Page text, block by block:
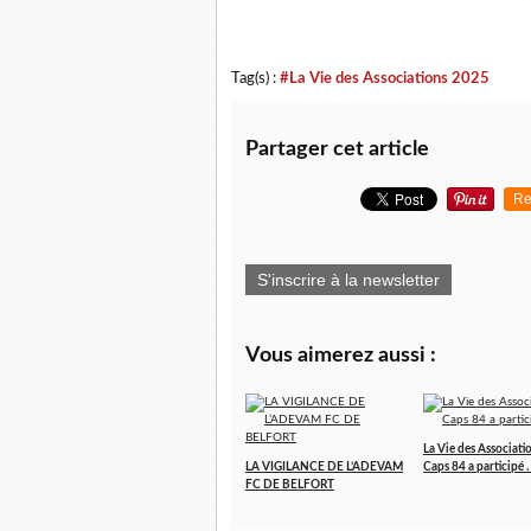
Tag(s) : #La Vie des Associations 2025
Partager cet article
S'inscrire à la newsletter
Vous aimerez aussi :
LA VIGILANCE DE L’ADEVAM
FC DE BELFORT
La Vie des
Caps 84 a participé .